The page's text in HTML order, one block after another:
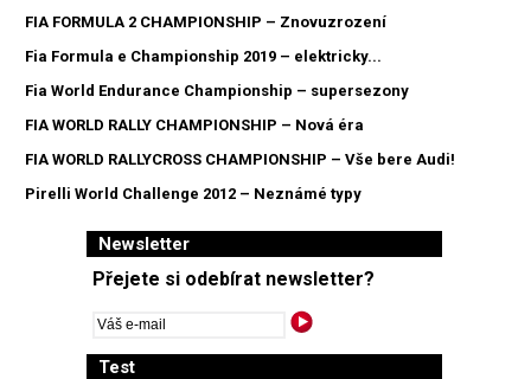
FIA FORMULA 2 CHAMPIONSHIP – Znovuzrození
Fia Formula e Championship 2019 – elektricky...
Fia World Endurance Championship – supersezony
FIA WORLD RALLY CHAMPIONSHIP – Nová éra
FIA WORLD RALLYCROSS CHAMPIONSHIP – Vše bere Audi!
Pirelli World Challenge 2012 – Neznámé typy
Newsletter
Přejete si odebírat newsletter?
Test